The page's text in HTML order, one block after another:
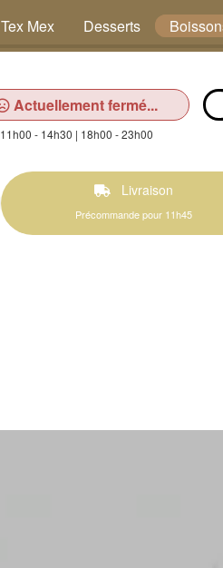
Tex Mex Desserts
Actuellement fermé...
11h00 - 14h30 | 18h00 - 23h00
Livraison
Précommande pour 11h45